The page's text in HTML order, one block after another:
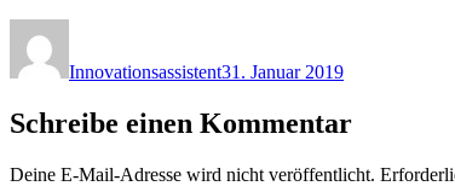
Innovationsassistent31. Januar 2019
Schreibe einen Kommentar
Deine E-Mail-Adresse wird nicht veröffentlicht.